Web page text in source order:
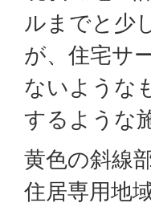
ルまでと少
が、住宅サ
ないような
するような
黄色の斜線
住居専用地